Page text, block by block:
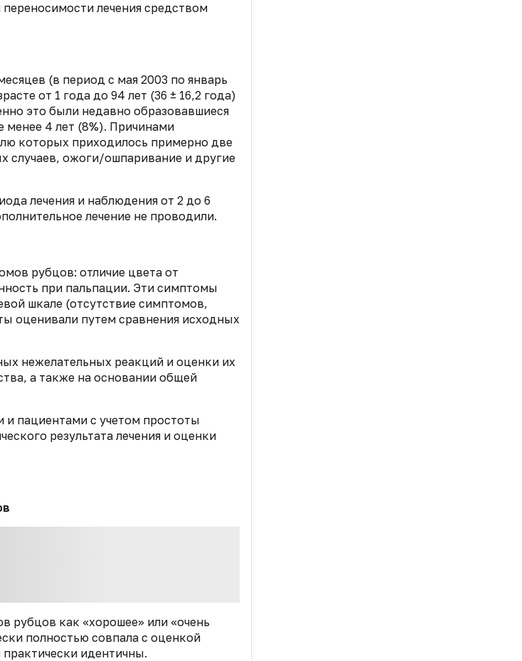
лечения средством
(в период с мая 2003 по январь
от 1 года до 94 лет (36 ± 16,2 года)
это были недавно образовавшиеся
4 лет (8%). Причинами
которых приходилось примерно две
случаев, ожоги/ошпаривание и другие
лечения и наблюдения от 2 до 6
лечение не проводили.
рубцов: отличие цвета от
при пальпации. Эти симптомы
шкале (отсутствие симптомов,
оценивали путем сравнения исходных
нежелательных реакций и оценки их
а также на основании общей
и пациентами с учетом простоты
результата лечения и оценки
рубцов как «хорошее» или «очень
полностью совпала с оценкой
идентичны.